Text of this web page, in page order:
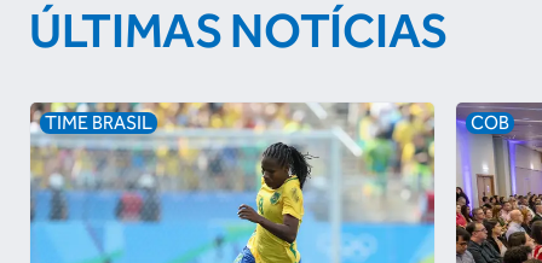
ÚLTIMAS NOTÍCIAS
TIME BRASIL COB